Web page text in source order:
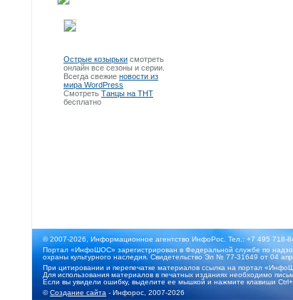
Острые козырьки смотреть
онлайн все сезоны и серии.
Всегда свежие новости из
мира WordPress
Смотреть Танцы на ТНТ
бесплатно
© 2007-2026, Информационное агентство ИнфоРос. Тел.: +7 495 718-
Портал «ИнфоШОС» зарегистрирован в Федеральной службе по
охраны культурного наследия. Свидетельство Эл № 77-31649 от 04
При цитировании и перепечатке материалов ссылка на портал
Для использования материалов в печатных изданиях необходимо
Если вы увидели ошибку, выделите ее мышкой и нажмите клавиши
©Создание сайта - Инфорос, 2007-2026